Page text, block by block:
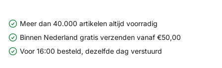
Meer dan 40.000 artikelen altijd voorradig
Binnen Nederland gratis verzenden vanaf €50,00
Voor 16:00 besteld, dezelfde dag verstuurd